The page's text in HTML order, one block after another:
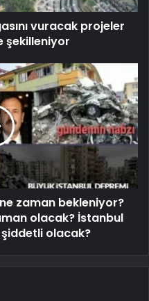
vuracak projeler
şekilleniyor
zaman bekleniyor?
olacak? İstanbul
olacak?